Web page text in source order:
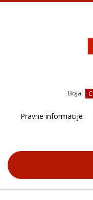
C
Boja:
Pravne informacije